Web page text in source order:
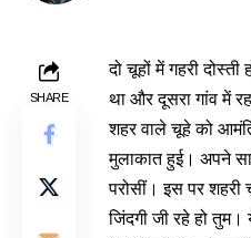
SHARE
दो चूहों में गहरी
था और दूसरा गांव में
शहर वाले चूहे को
मुलाकात हुई। अपने
परोसीं। इस पर शहरी
जिंदगी जी रहे हो